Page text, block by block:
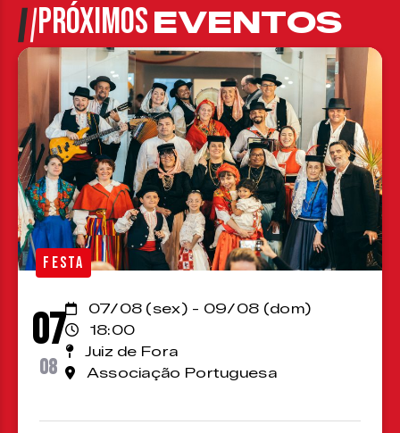
PRÓXIMOSEVENTOS
FESTA
07
08
07/08 (sex) - 09/08 (dom)
18:00
Juiz de Fora
Associação Portuguesa